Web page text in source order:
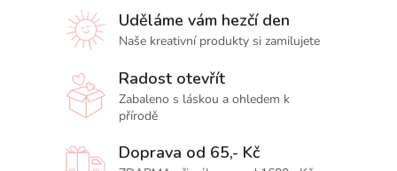
Uděláme vám hezčí den
Naše kreativní produkty si zamilujete
Radost otevřít
Zabaleno s láskou a ohledem k
přírodě
Doprava od 65,- Kč